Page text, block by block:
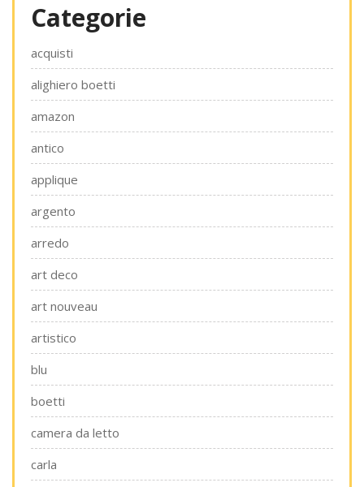
Categorie
acquisti
alighiero boetti
amazon
antico
applique
argento
arredo
art deco
art nouveau
artistico
blu
boetti
camera da letto
carla